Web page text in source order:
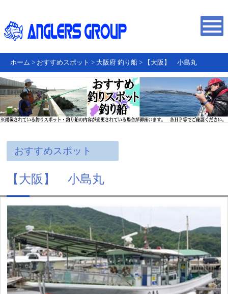
ホーム > おすすめスポット > 大阪府 釣り船 > 【大阪】 小島丸
おすすめスポット
【大阪】 小島丸